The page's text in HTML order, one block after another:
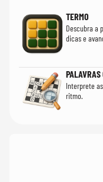
TERMO
Descubra a
dicas e
PALAVRAS
Interprete
ritmo.